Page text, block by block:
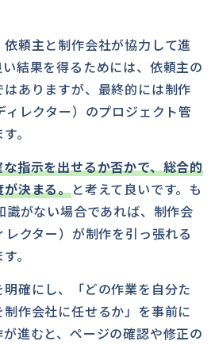
頼主と制作会社が協力して進
結果を得るためには、依頼主の
ありますが、最終的には制作
レクター）のプロジェクト管
。
指示を出せるか否かで、総合的
が決まる。と考えて良いです。も
識がない場合であれば、制作会
クター）が制作を引っ張れる
。
確にし、「どの作業を自分た
作会社に任せるか」を事前に
進むと、ページの確認や修正の